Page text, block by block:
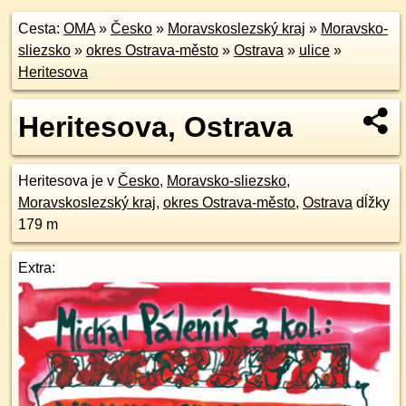
Cesta: OMA» Česko » Moravskoslezský kraj » Moravsko-
sliezsko » okres Ostrava-město » Ostrava » ulice »
Heritesova
Heritesova, Ostrava
Heritesova je v Česko, Moravsko-sliezsko,
Moravskoslezský kraj, okres Ostrava-město, Ostrava dĺžky
179 m
Extra: